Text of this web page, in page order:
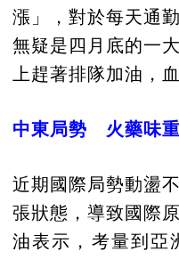
漲」，對於每天通
無疑是四月底的一
上趕著排隊加油，
中東局勢 火藥味重
近期國際局勢動盪
張狀態，導致國際
油表示，考量到亞